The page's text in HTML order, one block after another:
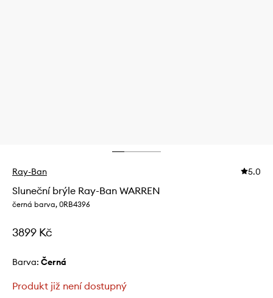
Ray-Ban 5.0
Sluneční brýle Ray-Ban WARREN
černá barva, 0RB4396
3899 Kč
Barva: černá
Produkt již není dostupný